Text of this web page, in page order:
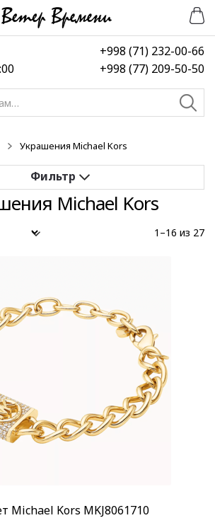
+998 (71) 232-00-66
+998 (77) 209-50-50
Украшения Michael Kors
(27)
Michael Kors
1–16 из 27
Michael Kors MKJ8061710